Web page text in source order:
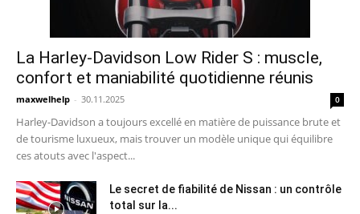
La Harley-Davidson Low Rider S : muscle,
confort et maniabilité quotidienne réunis
maxwelhelp - 30.11.2025 0
Harley-Davidson a toujours excellé en matière de puissance brute et
de tourisme luxueux, mais trouver un modèle unique qui équilibre
ces atouts avec l'aspect...
Le secret de fiabilité de Nissan : un contrôle
total sur la...